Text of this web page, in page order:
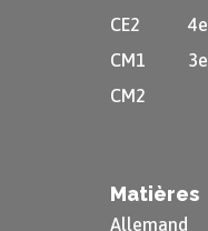
CE2
CM1
CM2
4e
3e
Matières
Allemand